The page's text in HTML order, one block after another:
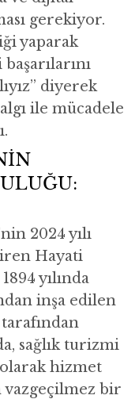
gerekiyor.
yaparak
diyerek
ile mücadele
2024 yılı
Hayati
yılında
inşa edilen
sağlık turizmi
hizmet
vazgeçilmez bir